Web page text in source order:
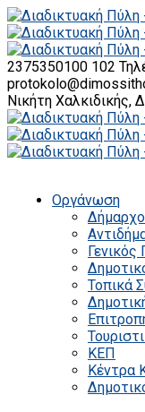
2375350100 102
Νικήτη Χαλκιδικής,
Οργάνωση
Γενικός
Τοπικά
ΚΕΠ
Κέντρα